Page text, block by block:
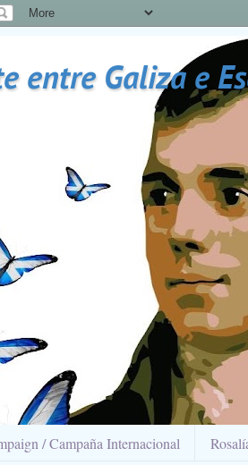
entre Galiza e
/ Campaña Internacional